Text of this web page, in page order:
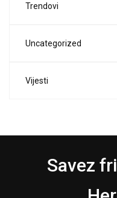
Trendovi
Uncategorized
Vijesti
Savez